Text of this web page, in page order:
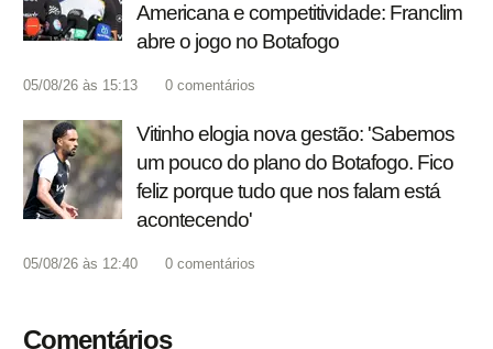
Americana e competitividade: Franclim
abre o jogo no Botafogo
05/08/26 às 15:13 0 comentários
Vitinho elogia nova gestão: 'Sabemos
um pouco do plano do Botafogo. Fico
feliz porque tudo que nos falam está
acontecendo'
05/08/26 às 12:40 0 comentários
Comentários